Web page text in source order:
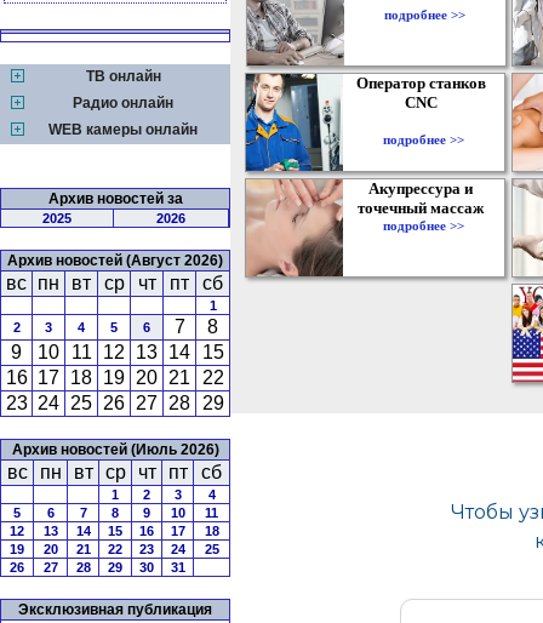
ТВ онлайн
Радио онлайн
WEB камеры онлайн
Архив новостей за
2025 2026
Архив новостей (Август 2026)
вс пн вт ср чт пт сб
1
2
3 4 5 6 7
8
9
10 11 12 13 14
15
16 17 18 19 20 21
22
23 24 25 26 27 28 29
Архив новостей (Июль 2026)
вс пн вт ср чт пт сб
1 2 3
4
5
6 7 8 9 10
11
12
13 14 15 16 17
18
19
20 21 22 23 24
25
26
27 28 29 30 31
Эксклюзивная публикация
подробнее >>
Оператор станков
CNC
подробнее >>
Акупрессура и
точечный массаж
подробнее >>